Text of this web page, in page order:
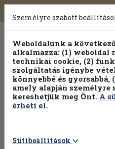
Toggle
navigation
Személyre szabott
Weboldalunk a
alkalmazza: (1) weboldal
technikai cookie, (2)
szolgáltatás igénybe
könnyebbé és
amely alapján
kereshetjük meg Önt. A
érheti el.
Sütibeállítások